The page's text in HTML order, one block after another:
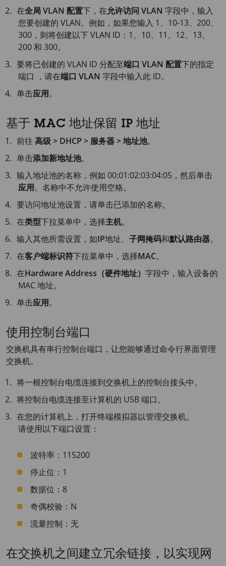
在全局 VLAN 配置下，在允许访问 VLAN 字段中，输入
您要创建的 VLAN。例如，如果您输入 1、10-13、200、
300，则将创建以下 VLAN ID：1、10、11、12、13、
200 和 300。
要将已创建的 VLAN ID 分配至端口 VLAN 配置下的指定
端口 ，请在端口 VLAN 字段中输入此 ID。
单击应用。
基于 MAC 地址保留 IP 地址
前往高级 > DHCP > 服务器 > 地址池。
单击添加新地址池。
输入地址池的名称，例如 00:01:02:03:04:05，然后单击
应用。名称中不允许使用空格。
要访问地址池设置，请单击已添加的名称。
在类型下拉菜单中，选择主机。
输入其他所需设置，如IP地址、子网掩码和默认路由器。
在客户端标识符下拉菜单中，选择MAC。
在Hardware Address（硬件地址）字段中，输入设备的
MAC 地址。
单击应用。
使用控制台端口
交换机具有串行控制台端口，让您能够通过命令行界面管理
交换机。
将一根控制台电缆连接到交换机上的控制台接头中。
将控制台电缆连接至计算机的 USB 端口。
在您的计算机上，打开终端模拟器以管理交换机。
请使用以下端口设置：
波特率：115200
停止位：1
数据位：8
奇偶校验：N
流量控制：无
在交换机之间建立冗余链接，以实现网